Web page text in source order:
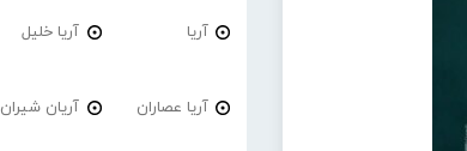
آریا آریا خلیل
آریا عصاران آریان شیران